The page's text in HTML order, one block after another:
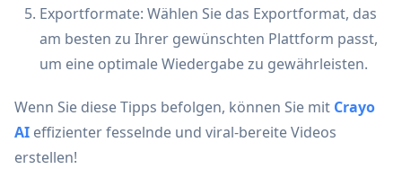
Exportformate: Wählen Sie das Exportformat, das
am besten zu Ihrer gewünschten Plattform passt,
um eine optimale Wiedergabe zu gewährleisten.
Wenn Sie diese Tipps befolgen, können Sie mit Crayo
AI effizienter fesselnde und viral-bereite Videos
erstellen!